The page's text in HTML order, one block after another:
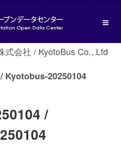
式会社 / KyotoBus Co., Ltd
Kyotobus-20250104
/